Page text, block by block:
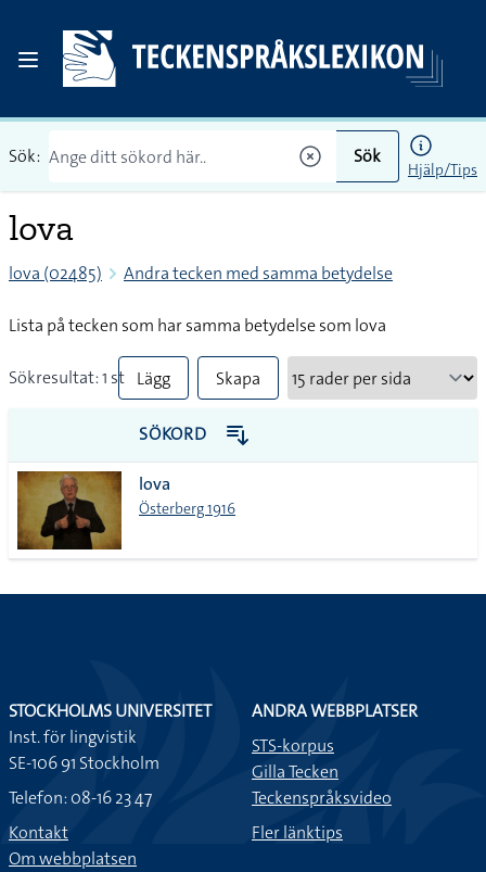
Sök: Sök
Hjälp/Tips
lova
lova (02485) Andra tecken med samma betydelse
Lista på tecken som har samma betydelse som lova
Sökresultat: 1 st Lägg
till
alla i
lista
Skapa
PDF
SÖKORD
lova
Österberg 1916
STOCKHOLMS UNIVERSITET
Inst. för lingvistik
SE-106 91 Stockholm
Telefon: 08-16 23 47
Kontakt
Om webbplatsen
ANDRA WEBBPLATSER
STS-korpus
Gilla Tecken
Teckenspråksvideo
Fler länktips